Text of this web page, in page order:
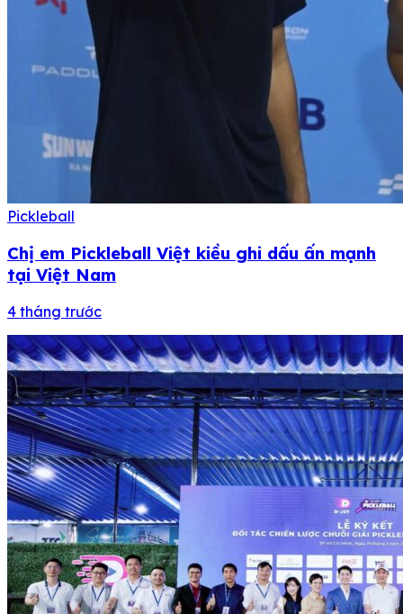
Pickleball
Chị em Pickleball Việt kiều ghi dấu ấn mạnh
tại Việt Nam
4 tháng trước